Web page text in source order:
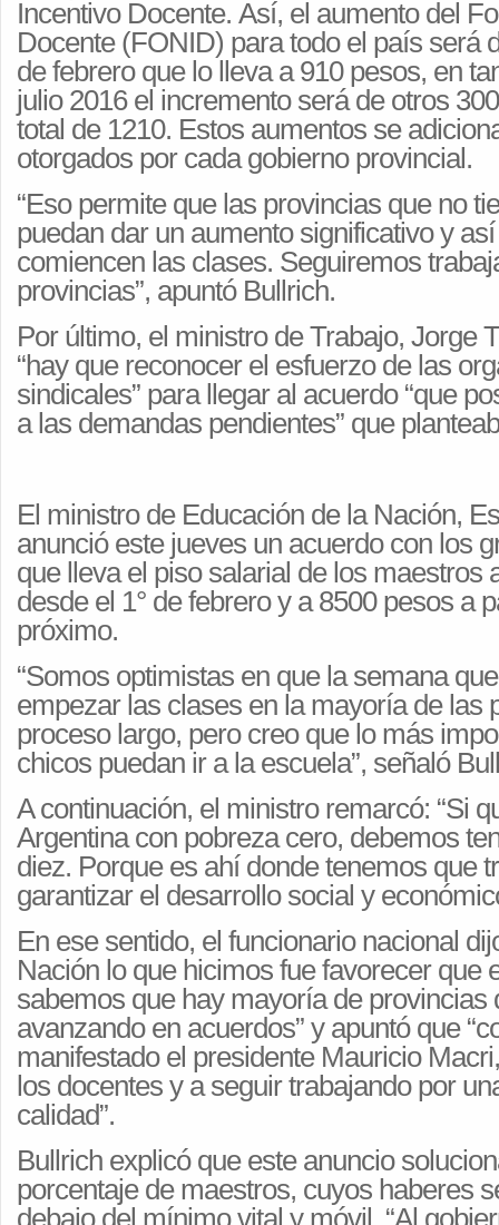
Incentivo Docente. Así, el aumento del
Docente (FONID) para todo el país será
de febrero que lo lleva a 910 pesos, en
julio 2016 el incremento será de otros
total de 1210. Estos aumentos se
otorgados por cada gobierno provincial.
“Eso permite que las provincias que no
puedan dar un aumento significativo y
comiencen las clases. Seguiremos
provincias”, apuntó Bullrich.
Por último, el ministro de Trabajo, Jorge
“hay que reconocer el esfuerzo de las
sindicales” para llegar al acuerdo “que
a las demandas pendientes” que
El ministro de Educación de la Nación,
anunció este jueves un acuerdo con los
que lleva el piso salarial de los maestros
desde el 1° de febrero y a 8500 pesos a
próximo.
“Somos optimistas en que la semana
empezar las clases en la mayoría de las
proceso largo, pero creo que lo más
chicos puedan ir a la escuela”, señaló
A continuación, el ministro remarcó: “Si
Argentina con pobreza cero, debemos
diez. Porque es ahí donde tenemos que
garantizar el desarrollo social y
En ese sentido, el funcionario nacional
Nación lo que hicimos fue favorecer que
sabemos que hay mayoría de provincias
avanzando en acuerdos” y apuntó que
manifestado el presidente Mauricio
los docentes y a seguir trabajando por
calidad”.
Bullrich explicó que este anuncio
porcentaje de maestros, cuyos haberes
debajo del mínimo vital y móvil. “Al